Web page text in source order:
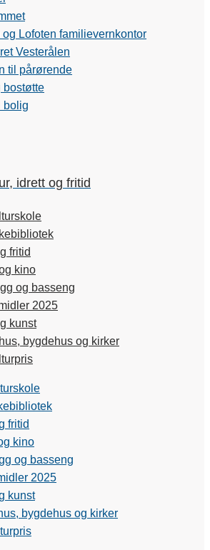
og Lofoten familievernkontor
Vesterålen
til pårørende
bostøtte
bolig
idrett og fritid
fritid
kino
og basseng
2025
kunst
bygdehus og kirker
fritid
kino
og basseng
2025
kunst
bygdehus og kirker